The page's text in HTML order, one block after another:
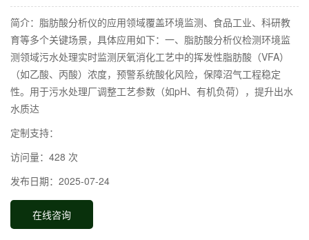
简介：脂肪酸分析仪的应用领域覆盖环境监测、食品工业、科研教
育等多个关键场景，具体应用如下：‌一、脂肪酸分析仪检测环境监
测领域‌‌污水处理‌实时监测厌氧消化工艺中的‌挥发性脂肪酸（VFA）
（如乙酸、丙酸）浓度‌，预警系统酸化风险，保障沼气工程稳定
性‌。用于污水处理厂调整工艺参数（如pH、有机负荷），提升出水
水质达
定制支持：
访问量：428 次
发布日期：2025-07-24
在线咨询